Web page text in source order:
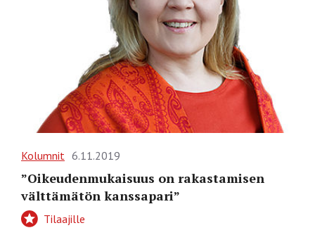
Kolumnit 6.11.2019
”Oikeudenmukaisuus on rakastamisen
välttämätön kanssapari”
Tilaajille